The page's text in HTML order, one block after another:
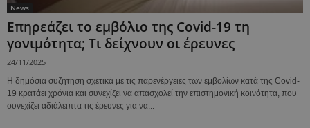
News
Επηρεάζει το εμβόλιο της Covid-19 τη
γονιμότητα; Τι δείχνουν οι έρευνες
24/11/2025
Η δημόσια συζήτηση σχετικά με τις παρενέργειες των εμβολίων κατά της Covid-
19 κρατάει χρόνια και συνεχίζει να απασχολεί την επιστημονική κοινότητα, που
συνεχίζει αδιάλειπτα τις έρευνες για να...